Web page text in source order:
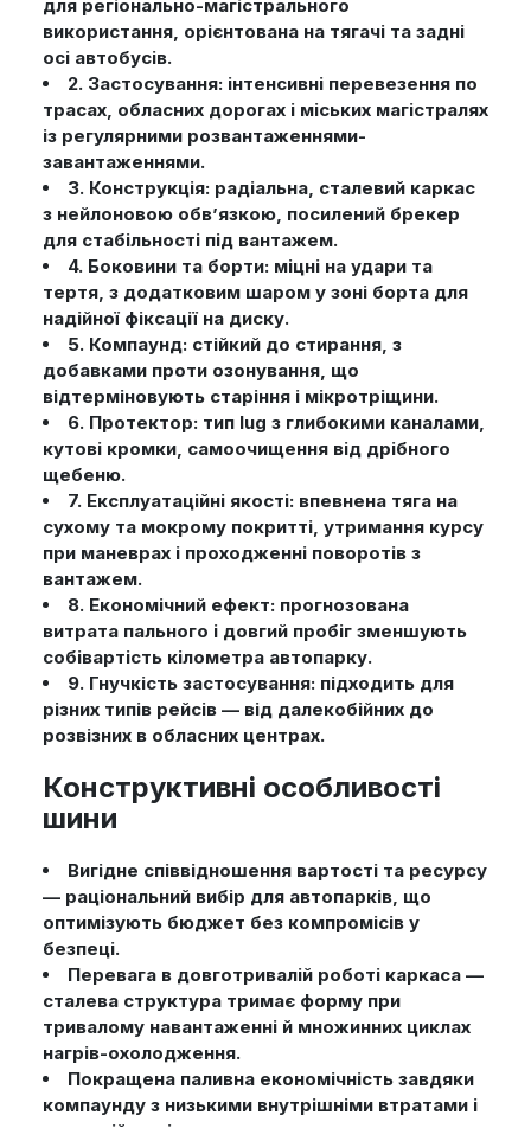
для регіонально-магістрального
використання, орієнтована на тягачі та задні
осі автобусів.
2. Застосування: інтенсивні перевезення по
трасах, обласних дорогах і міських магістралях
із регулярними розвантаженнями-
завантаженнями.
3. Конструкція: радіальна, сталевий каркас
з нейлоновою обв’язкою, посилений брекер
для стабільності під вантажем.
4. Боковини та борти: міцні на удари та
тертя, з додатковим шаром у зоні борта для
надійної фіксації на диску.
5. Компаунд: стійкий до стирання, з
добавками проти озонування, що
відтерміновують старіння і мікротріщини.
6. Протектор: тип lug з глибокими каналами,
кутові кромки, самоочищення від дрібного
щебеню.
7. Експлуатаційні якості: впевнена тяга на
сухому та мокрому покритті, утримання курсу
при маневрах і проходженні поворотів з
вантажем.
8. Економічний ефект: прогнозована
витрата пального і довгий пробіг зменшують
собівартість кілометра автопарку.
9. Гнучкість застосування: підходить для
різних типів рейсів — від далекобійних до
розвізних в обласних центрах.
Конструктивні особливості
шини
Вигідне співвідношення вартості та ресурсу
— раціональний вибір для автопарків, що
оптимізують бюджет без компромісів у
безпеці.
Перевага в довготривалій роботі каркаса —
сталева структура тримає форму при
тривалому навантаженні й множинних циклах
нагрів-охолодження.
Покращена паливна економічність завдяки
компаунду з низькими внутрішніми втратами і